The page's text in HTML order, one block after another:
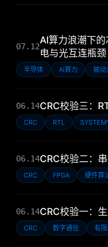
07.12
AI算力浪潮下
电与光互连瓶颈
半导体 AI算力 被动
06.14CRC校验三：
CRC RTL
06.14CRC校验二：
CRC FPGA 硬件算
06.14CRC校验一：
CRC 数字通信 有